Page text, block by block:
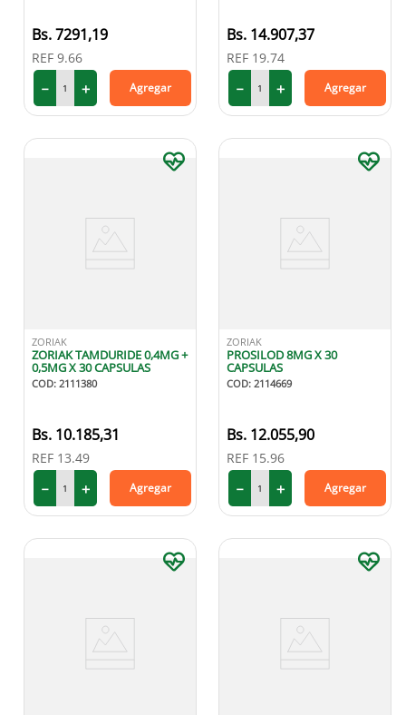
7291,19
REF 9.66
＋
－ Agregar
14.907,37
REF 19.74
＋
－ Agregar
ZORIAK
ZORIAK TAMDURIDE 0,4MG +
0,5MG X 30 CAPSULAS
COD: 2111380
10.185,31
REF 13.49
＋
－ Agregar
ZORIAK
PROSILOD 8MG X 30
CAPSULAS
COD: 2114669
12.055,90
REF 15.96
＋
－ Agregar